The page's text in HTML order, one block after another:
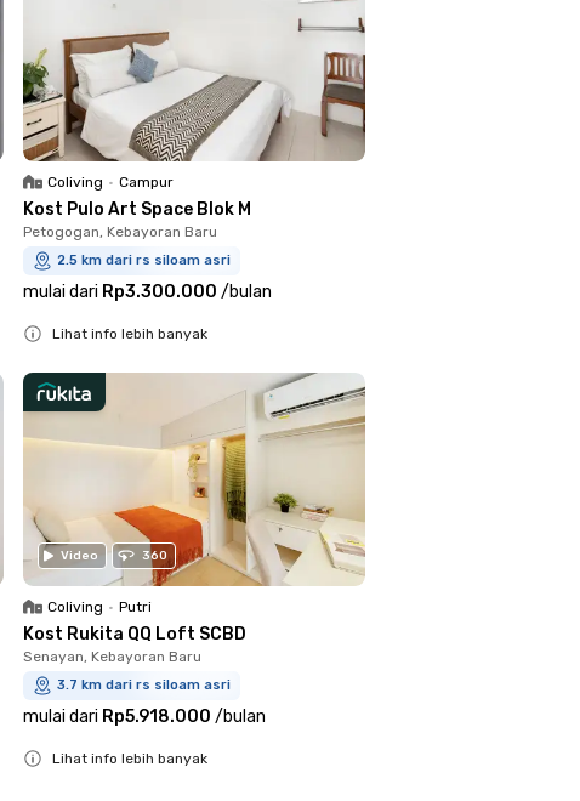
Coliving • Campur
Kost Pulo Art Space Blok M
Petogogan, Kebayoran Baru
2.5 km dari rs siloam asri
mulai dari Rp3.300.000 /bulan
Lihat info lebih banyak
Video 360
Coliving • Putri
Kost Rukita QQ Loft SCBD
Senayan, Kebayoran Baru
3.7 km dari rs siloam asri
mulai dari Rp5.918.000 /bulan
Lihat info lebih banyak